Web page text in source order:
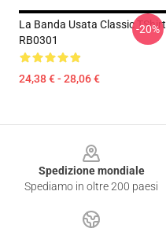
La Banda Usata Classic TShirt
RB0301
24,38 € - 28,06 €
-20%
Spedizione mondiale
Spediamo in oltre 200 paesi